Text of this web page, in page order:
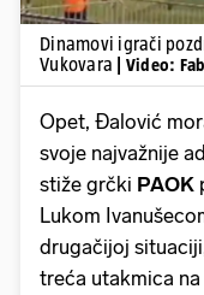
Dinamovi igrači
Vukovara
| Video:
Opet, Đalović
svoje najvažnije
stiže grčki PAOK
Lukom
drugačijoj
treća utakmica